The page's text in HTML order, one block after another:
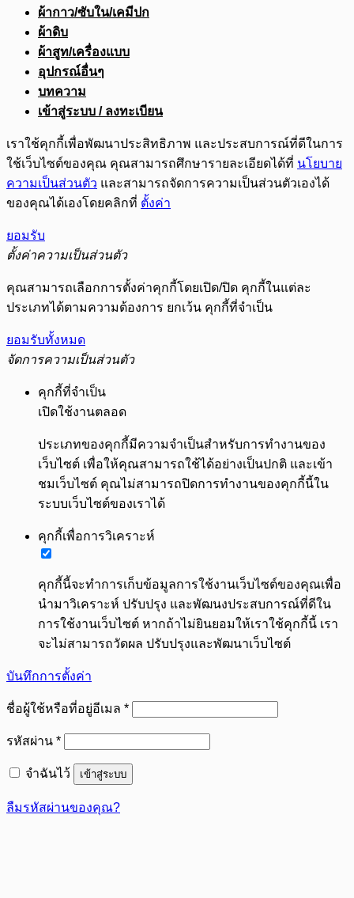
ผ้ากาว/ซับใน/เคมีปก
ผ้าดิบ
ผ้าสูท/เครื่องแบบ
อุปกรณ์อื่นๆ
บทความ
เข้าสู่ระบบ / ลงทะเบียน
เราใช้คุกกี้เพื่อพัฒนาประสิทธิภาพ และประสบการณ์ที่ดีในการ
ใช้เว็บไซต์ของคุณ คุณสามารถศึกษารายละเอียดได้ที่ นโยบาย
ความเป็นส่วนตัว และสามารถจัดการความเป็นส่วนตัวเองได้
ของคุณได้เองโดยคลิกที่ ตั้งค่า
ยอมรับ
ตั้งค่าความเป็นส่วนตัว
คุณสามารถเลือกการตั้งค่าคุกกี้โดยเปิด/ปิด คุกกี้ในแต่ละ
ประเภทได้ตามความต้องการ ยกเว้น คุกกี้ที่จำเป็น
ยอมรับทั้งหมด
จัดการความเป็นส่วนตัว
คุกกี้ที่จำเป็น
เปิดใช้งานตลอด
ประเภทของคุกกี้มีความจำเป็นสำหรับการทำงานของ
เว็บไซต์ เพื่อให้คุณสามารถใช้ได้อย่างเป็นปกติ และเข้า
ชมเว็บไซต์ คุณไม่สามารถปิดการทำงานของคุกกี้นี้ใน
ระบบเว็บไซต์ของเราได้
คุกกี้เพื่อการวิเคราะห์
คุกกี้นี้จะทำการเก็บข้อมูลการใช้งานเว็บไซต์ของคุณเพื่อ
นำมาวิเคราะห์ ปรับปรุง และพัฒนงประสบการณ์ที่ดีใน
การใช้งานเว็บไซต์ หากถ้าไม่ยินยอมให้เราใช้คุกกี้นี้ เรา
จะไม่สามารถวัดผล ปรับปรุงและพัฒนาเว็บไซต์
บันทึกการตั้งค่า
ชื่อผู้ใช้หรือที่อยู่อีเมล *ต้องการ
รหัสผ่าน *ต้องการ
จำฉันไว้ เข้าสู่ระบบ
ลืมรหัสผ่านของคุณ?